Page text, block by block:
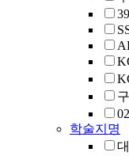
02
학술지명